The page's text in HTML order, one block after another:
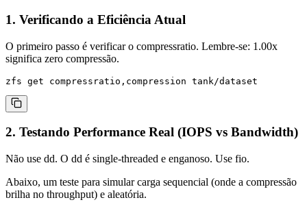
1. Verificando a Eficiência Atual
O primeiro passo é verificar o compressratio. Lembre-se: 1.00x
significa zero compressão.
2. Testando Performance Real (IOPS vs Bandwidth)
Não use dd. O dd é single-threaded e enganoso. Use fio.
Abaixo, um teste para simular carga sequencial (onde a compressão
brilha no throughput) e aleatória.